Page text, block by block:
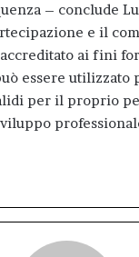
– conclude
e il
accreditato ai fini
essere utilizzato
per il proprio